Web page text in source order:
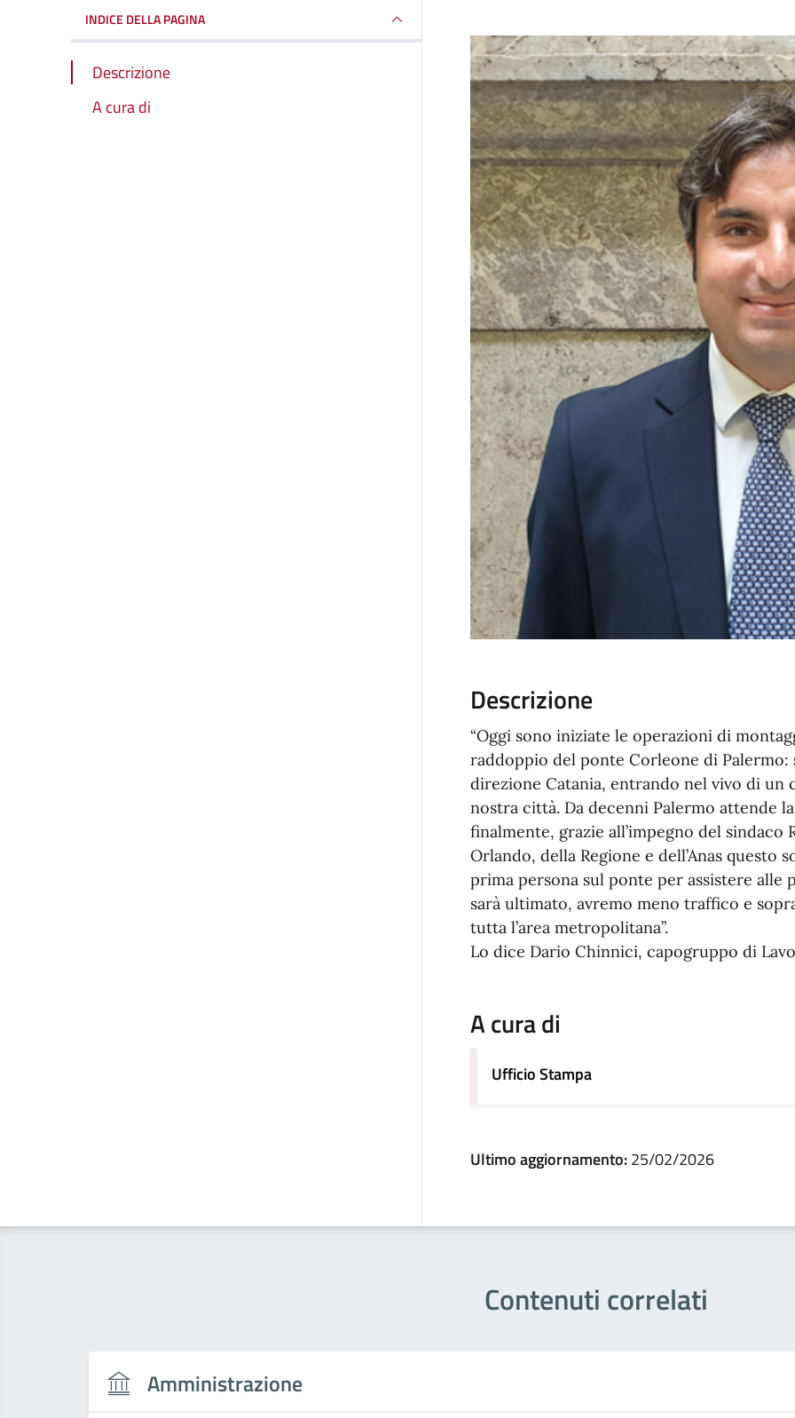
INDICE DELLA PAGINA
Descrizione
A cura di
Descrizione
“Oggi sono iniziate le operazioni di
raddoppio del ponte Corleone di Palermo:
direzione Catania, entrando nel vivo di un
nostra città. Da decenni Palermo attende
finalmente, grazie all’impegno del sindaco
Orlando, della Regione e dell’Anas
prima persona sul ponte per assistere
sarà ultimato, avremo meno traffico e
tutta l’area metropolitana”.
Lo dice Dario Chinnici, capogruppo di
A cura di
Ufficio Stampa
Ultimo aggiornamento:25/02/2026
Contenuti correlati
Amministrazione